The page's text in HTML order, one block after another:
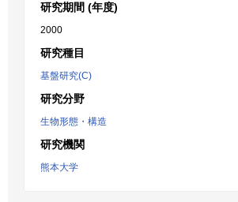
研究期間 (年度)
2000
研究種目
基盤研究(C)
研究分野
生物形態・構造
研究機関
熊本大学